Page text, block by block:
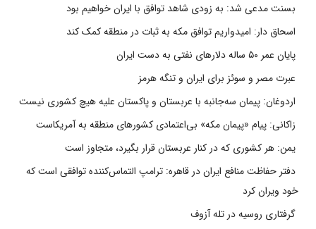
بسنت مدعی شد: به زودی شاهد توافق با ایران خواهیم بود
اسحاق دار: امیدواریم توافق مکه به ثبات در منطقه کمک کند
پایان عمر ۵۰ ساله دلارهای نفتی به دست ایران
عبرت مصر و سوئز برای ایران و تنگه هرمز
اردوغان: پیمان سه‌جانبه با عربستان و پاکستان علیه هیچ کشوری نیست
زاکانی: پیام «پیمان مکه» بی‌اعتمادی کشورهای منطقه به آمریکاست
یمن: هر کشوری که در کنار عربستان قرار بگیرد، متجاوز است
دفتر حفاظت منافع ایران در قاهره: ترامپ التماس‌کننده توافقی است که
خود ویران کرد
گرفتاری روسیه در تله آزوف